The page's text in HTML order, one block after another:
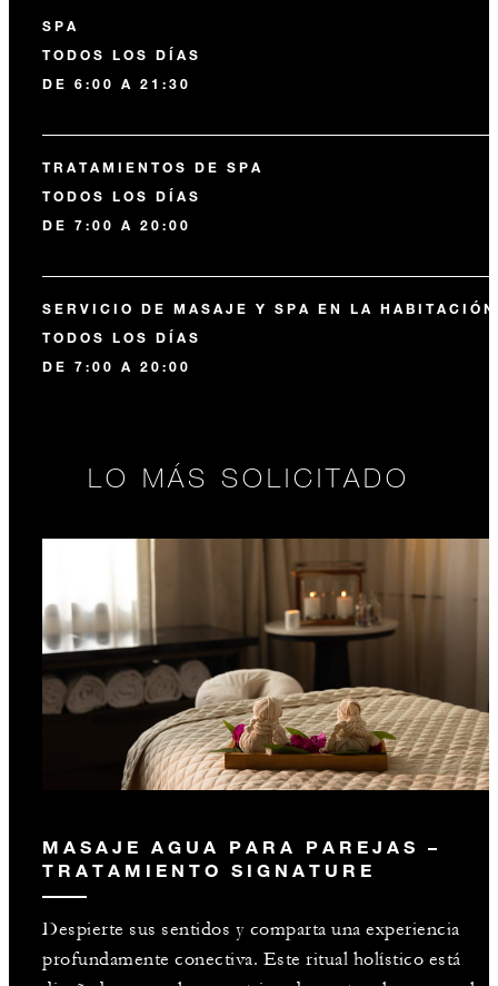
SPA
TODOS LOS DÍAS
DE 6:00 A 21:30
TRATAMIENTOS DE SPA
TODOS LOS DÍAS
DE 7:00 A 20:00
SERVICIO DE MASAJE Y SPA EN LA HABITACIÓN
TODOS LOS DÍAS
DE 7:00 A 20:00
LO MÁS SOLICITADO
MASAJE AGUA PARA PAREJAS –
TRATAMIENTO SIGNATURE
Despierte sus sentidos y comparta una experiencia
profundamente conectiva. Este ritual holístico está